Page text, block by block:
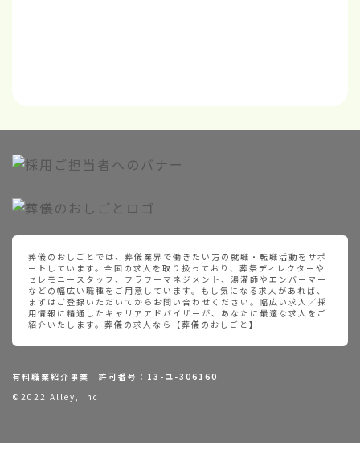
葬儀のおしごとでは、葬儀業界で働きたい方の就職・転職活動をサポ
ートしています。全国の求人を取り扱っており、葬祭ディレクターや
セレモニースタッフ、フラワーマネジメント、湯灌師やエンバーマー
などの幅広い職種をご用意しています。もし気になる求人があれば、
まずはご登録いただいてからお問い合わせください。幅広い求人／採
用情報に精通したキャリアアドバイザーが、あなたに最適な求人をご
紹介いたします。葬儀の求人なら【葬儀のおしごと】
有料職業紹介事業 許可番号：13-ユ-306160
©2022 Alley, Inc